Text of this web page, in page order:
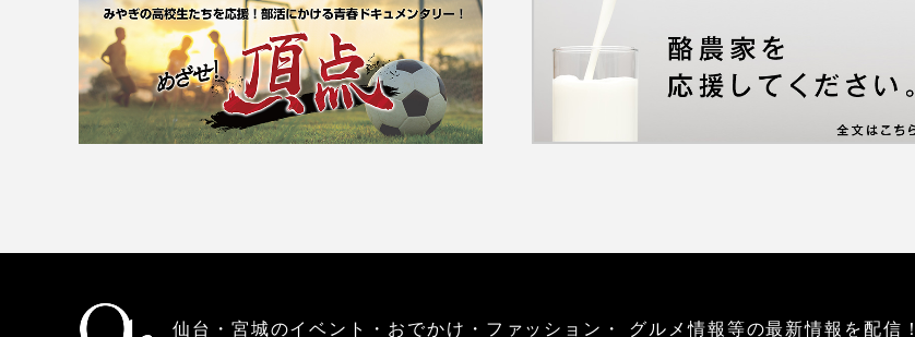
仙台・宮城のイベント・おでかけ・ファッション・ グルメ情報等の最新情報を配信！